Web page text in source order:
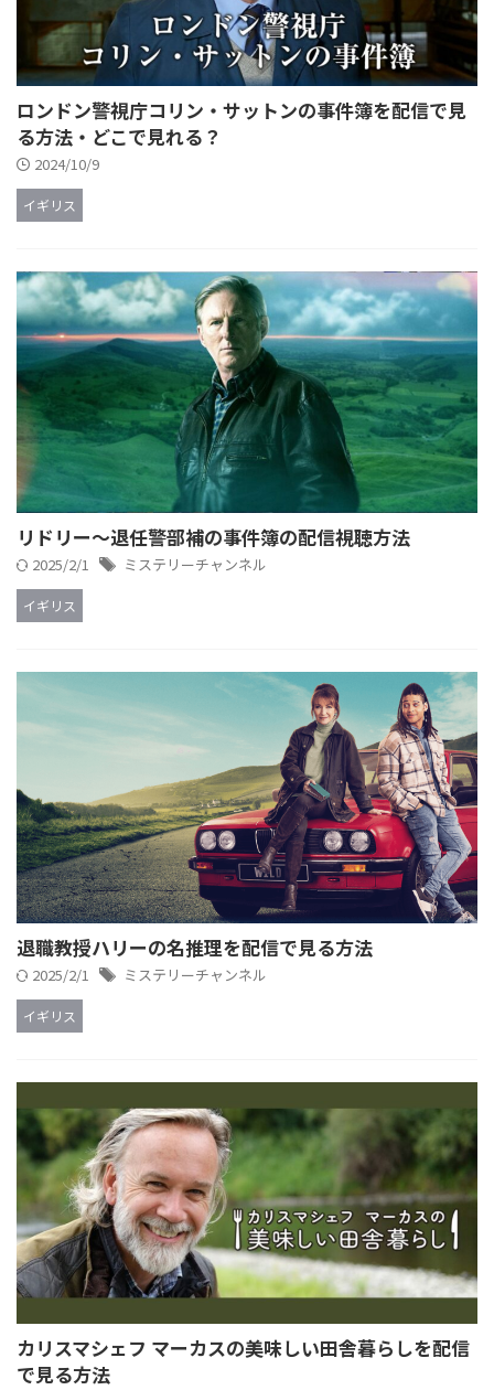
ロンドン警視庁コリン・サットンの事件簿を配信で見
る方法・どこで見れる？
2024/10/9
イギリス
リドリー～退任警部補の事件簿の配信視聴方法
2025/2/1 ミステリーチャンネル
イギリス
退職教授ハリーの名推理を配信で見る方法
2025/2/1 ミステリーチャンネル
イギリス
カリスマシェフ マーカスの美味しい田舎暮らしを配信
で見る方法